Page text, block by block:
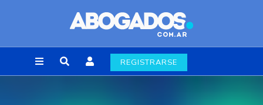
REGISTRARSE